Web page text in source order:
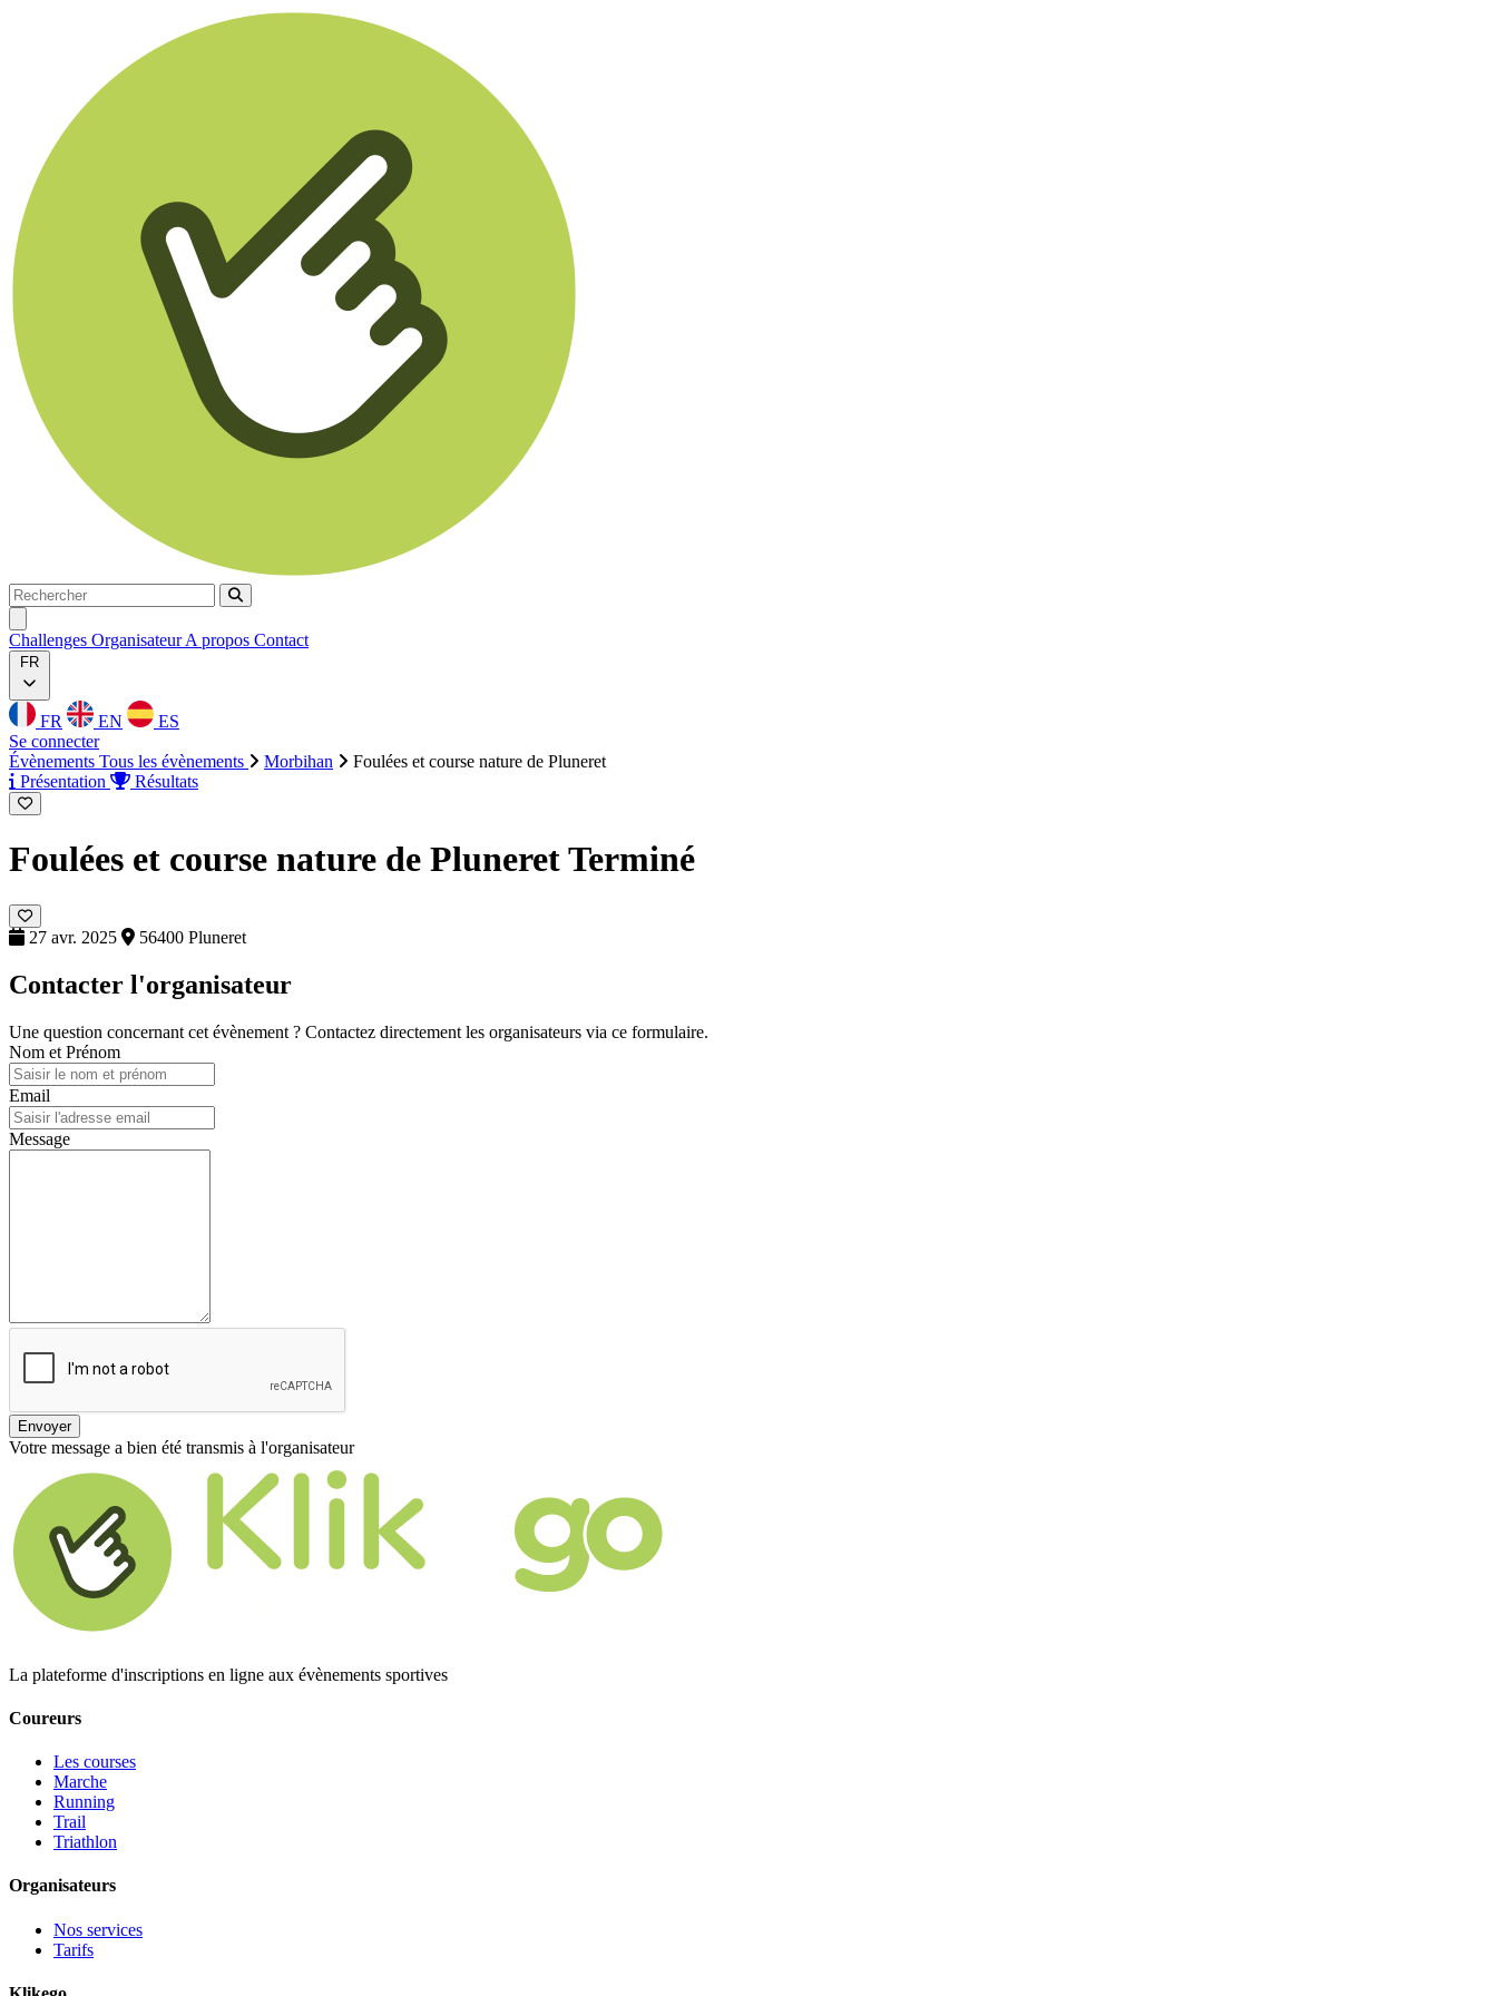
Rechercher
Rechercher
Challenges OrganisateurA propos Contact
FR
FR EN
ES
Se connecter
Évènements Tous les évènements Morbihan
Foulées et course nature de Pluneret
Présentation
Résultats
Foulées et course nature de PluneretTerminé
27 avr. 2025 56400 Pluneret
Contacter l'organisateur
Une question concernant cet évènement ? Contactez directement les organisateurs via ce formulaire.
Nom et Prénom
Email
Message
Envoyer
Votre message a bien été transmis à l'organisateur
La plateforme d'inscriptions en ligne aux évènements sportives
Coureurs
Les courses
Marche
Running
Trail
Triathlon
Organisateurs
Nos services
Tarifs